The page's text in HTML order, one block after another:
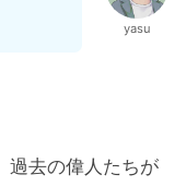
yasu
過去の偉人たちが